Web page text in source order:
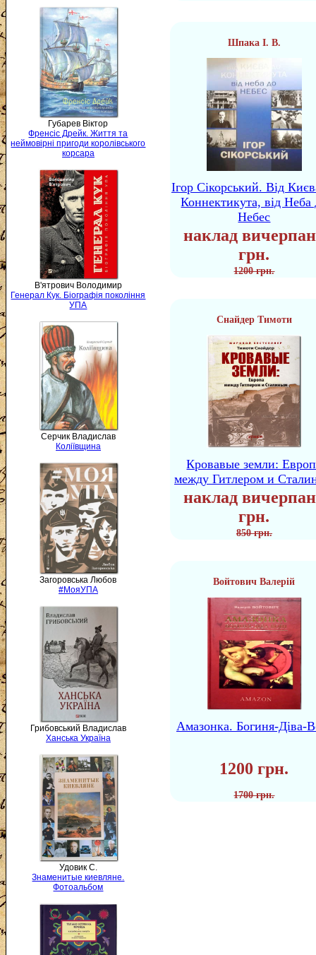
Губарев Віктор
Френсіс Дрейк. Життя та
неймовірні пригоди королівського
корсара
В'ятрович Володимир
Генерал Кук. Біографія покоління
УПА
Серчик Владислав
Коліївщина
Загоровська Любов
#МояУПА
Грибовський Владислав
Ханська Україна
Удовик С.
Знаменитые киевляне.
Фотоальбом
Шпака І. В.
Ігор Сікорський. Від
Коннектикута, від Неба
Небес
наклад
грн.
1200 грн.
Снайдер Тимоти
Кровавые земли:
между Гитлером и
наклад
грн.
850 грн.
Войтович Валерій
Амазонка. Богиня-Діва-
1200 грн.
1700 грн.